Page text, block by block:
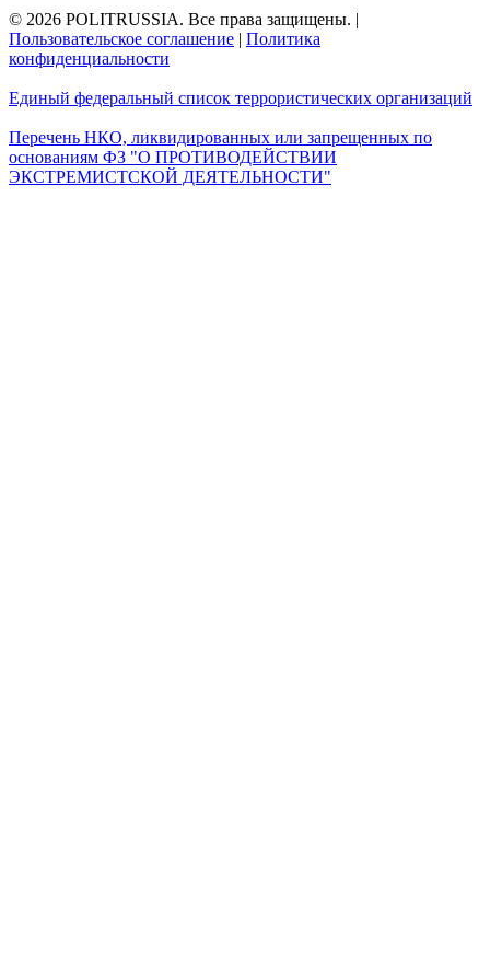
© 2026 POLITRUSSIA. Все права защищены. |
Пользовательское соглашение | Политика
конфиденциальности
Единый федеральный список террористических организаций
Перечень НКО, ликвидированных или запрещенных по
основаниям ФЗ "О ПРОТИВОДЕЙСТВИИ
ЭКСТРЕМИСТСКОЙ ДЕЯТЕЛЬНОСТИ"